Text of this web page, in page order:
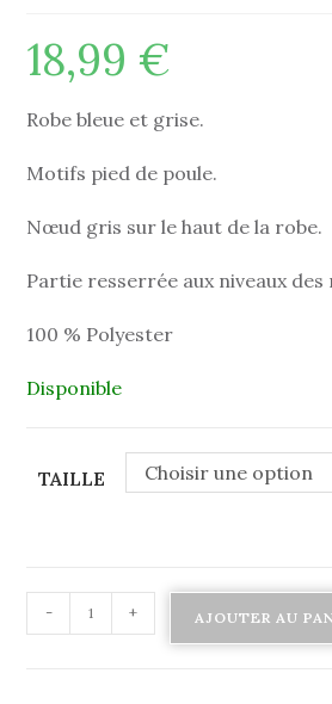
18,99 €
Robe bleue et grise.
Motifs pied de poule.
Nœud gris sur le haut de la robe.
Partie resserrée aux niveaux des
100 % Polyester
Disponible
TAILLE Choisir une option
- + AJOUTER AU